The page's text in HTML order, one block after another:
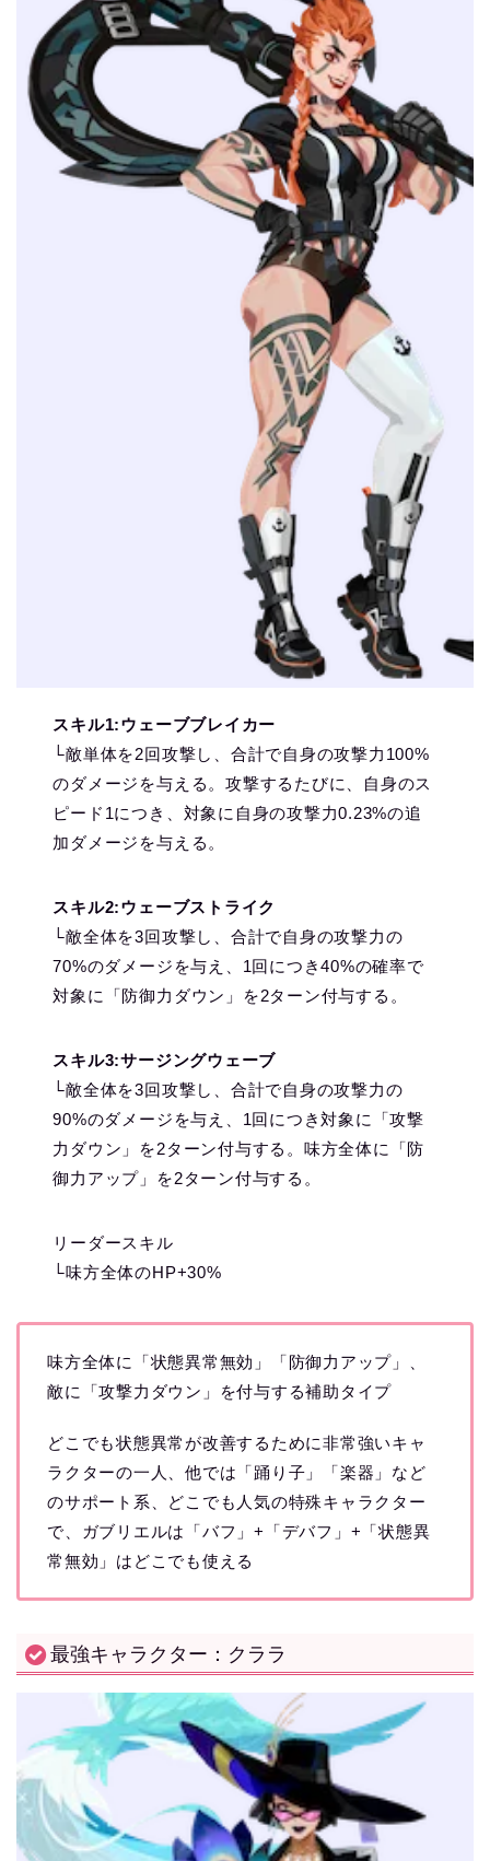
スキル1:ウェーブブレイカー
└敵単体を2回攻撃し、合計で自身の攻撃力100%
のダメージを与える。攻撃するたびに、自身のス
ピード1につき、対象に自身の攻撃力0.23%の追
加ダメージを与える。
スキル2:ウェーブストライク
└敵全体を3回攻撃し、合計で自身の攻撃力の
70%のダメージを与え、1回につき40%の確率で
対象に「防御力ダウン」を2ターン付与する。
スキル3:サージングウェーブ
└敵全体を3回攻撃し、合計で自身の攻撃力の
90%のダメージを与え、1回につき対象に「攻撃
力ダウン」を2ターン付与する。味方全体に「防
御力アップ」を2ターン付与する。
リーダースキル
└味方全体のHP+30%
味方全体に「状態異常無効」「防御力アップ」、
敵に「攻撃力ダウン」を付与する補助タイプ
どこでも状態異常が改善するために非常強いキャ
ラクターの一人、他では「踊り子」「楽器」など
のサポート系、どこでも人気の特殊キャラクター
で、ガブリエルは「バフ」+「デバフ」+「状態異
常無効」はどこでも使える
最強キャラクター：クララ